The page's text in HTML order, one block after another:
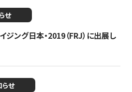
せ
ジング日本・2019（FRJ）に出展し
らせ